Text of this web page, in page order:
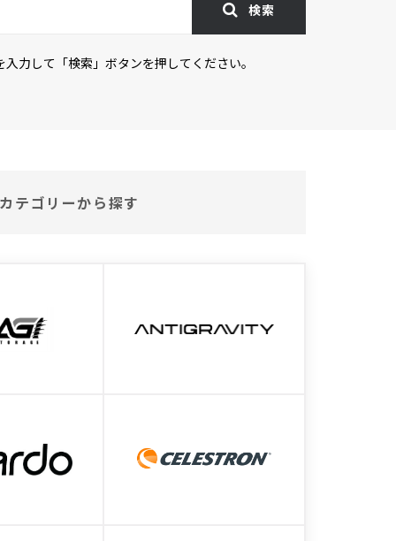
検索
力して「検索」ボタンを押してください。
テゴリーから探す